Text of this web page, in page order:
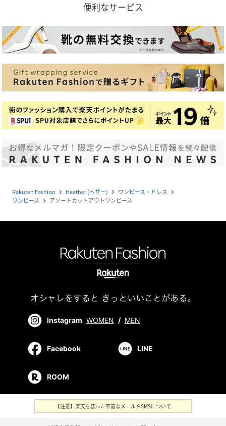
便利なサービス
Rakuten Fashion navigate_next Heather (ヘザー) navigate_next ワンピース・ドレス navigate_next
ワンピース navigate_next アソートカットアウトワンピース
Instagram WOMEN / MEN
Facebook LINE
ROOM
【注意】楽天を装った不審なメールやSMSについて